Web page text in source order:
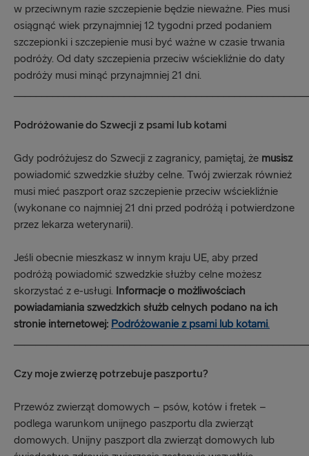
w przeciwnym razie szczepienie będzie nieważne. Pies musi
osiągnąć wiek przynajmniej 12 tygodni przed podaniem
szczepionki i szczepienie musi być ważne w czasie trwania
podróży. Od daty szczepienia przeciw wściekliźnie do daty
podróży musi minąć przynajmniej 21 dni.
Podróżowanie do Szwecji z psami lub kotami
Gdy podróżujesz do Szwecji z zagranicy, pamiętaj, że musisz
powiadomić szwedzkie służby celne. Twój zwierzak również
musi mieć paszport oraz szczepienie przeciw wściekliźnie
(wykonane co najmniej 21 dni przed podróżą i potwierdzone
przez lekarza weterynarii).
Jeśli obecnie mieszkasz w innym kraju UE, aby przed
podróżą powiadomić szwedzkie służby celne możesz
skorzystać z e-usługi. Informacje o możliwościach
powiadamiania szwedzkich służb celnych podano na ich
stronie internetowej: Podróżowanie z psami lub kotami.
Czy moje zwierzę potrzebuje paszportu?
Przewóz zwierząt domowych – psów, kotów i fretek –
podlega warunkom unijnego paszportu dla zwierząt
domowych. Unijny paszport dla zwierząt domowych lub